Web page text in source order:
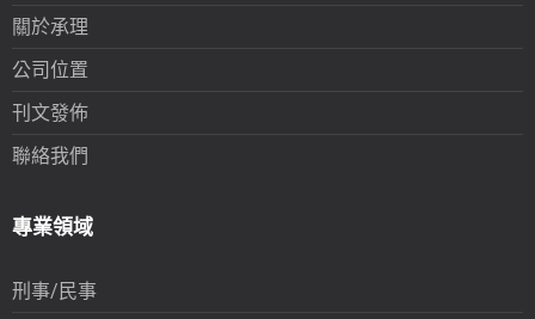
關於承理
公司位置
刊文發佈
聯絡我們
專業領域
刑事/民事